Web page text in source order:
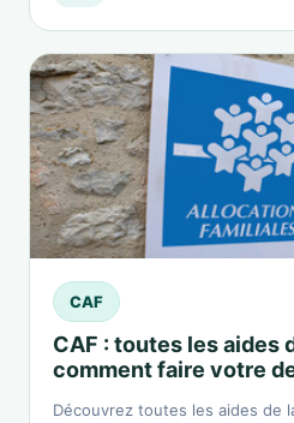
CAF
CAF : toutes les aides
comment faire votre
Découvrez toutes les aides de